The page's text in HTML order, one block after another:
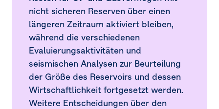
nicht sicheren Reserven über einen
längeren Zeitraum aktiviert bleiben,
während die verschiedenen
Evaluierungsaktivitäten und
seismischen Analysen zur Beurteilung
der Größe des Reservoirs und dessen
Wirtschaftlichkeit fortgesetzt werden.
Weitere Entscheidungen über den